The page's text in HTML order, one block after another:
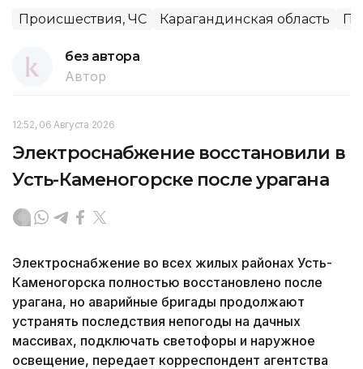
Происшествия, ЧС Карагандинская область
без автора
Автор
12:52, 06 Августа 2026
Электроснабжение восстановили в
Усть-Каменогорске после урагана
Электроснабжение во всех жилых районах Усть-
Каменогорска полностью восстановлено после
урагана, но аварийные бригады продолжают
устранять последствия непогоды на дачных
массивах, подключать светофоры и наружное
освещение, передает корреспондент агентства